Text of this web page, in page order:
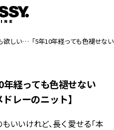
欲しい…「5年10年経っても色褪せな
経っても色褪せない
レーのニット】
いいけれど、長く愛せる「本